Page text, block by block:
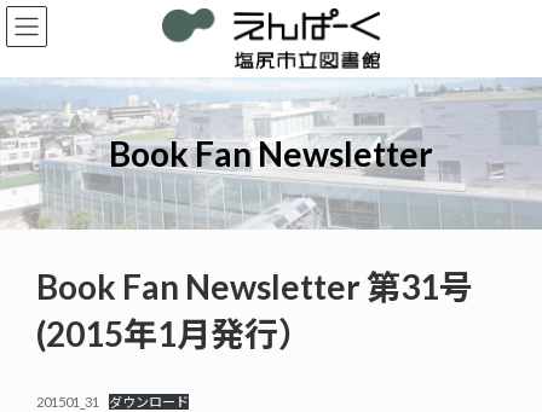
コ
ン
ン
ツ
へ
ス
キ
ッ
プ
ナ
ビ
ー
シ
ョ
ン
に
移
動
Book Fan Newsletter
Book Fan Newsletter 第31号
(2015年1月発行）
201501_31 ダウンロード